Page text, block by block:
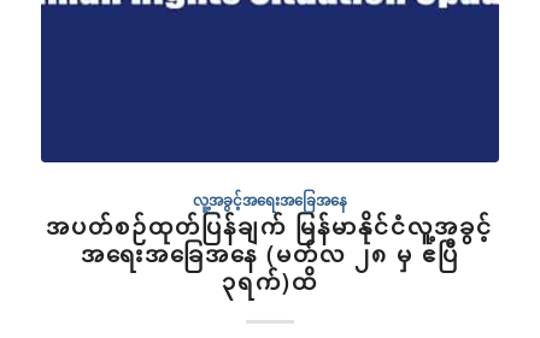
လူ့အခွင့်အရေးအခြေအနေ
အပတ်စဉ်ထုတ်ပြန်ချက် မြန်မာနိုင်ငံလူ့အခွင့်
အရေးအခြေအနေ (မတ်လ ၂၈ မှ ဧပြီ
၃ရက်)ထိ